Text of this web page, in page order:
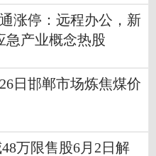
涨停：远程办公，新
急产业概念热股
日邯郸市场炼焦煤价
万限售股6月2日解